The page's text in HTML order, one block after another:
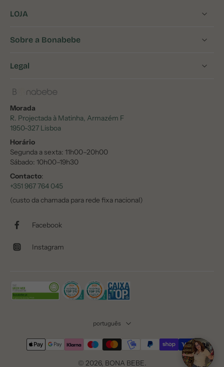
LOJA
Sobre a Bonabebe
Legal
Morada
R. Projectada à Matinha, Armazém F
1950-327 Lisboa
Horário
Segunda a sexta: 11h00–20h00
Sábado: 10h00–19h30
Contacto:
+351 967 764 045
(custo da chamada para rede fixa nacional)
Facebook
Instagram
português
© 2026, BONA BEBE.